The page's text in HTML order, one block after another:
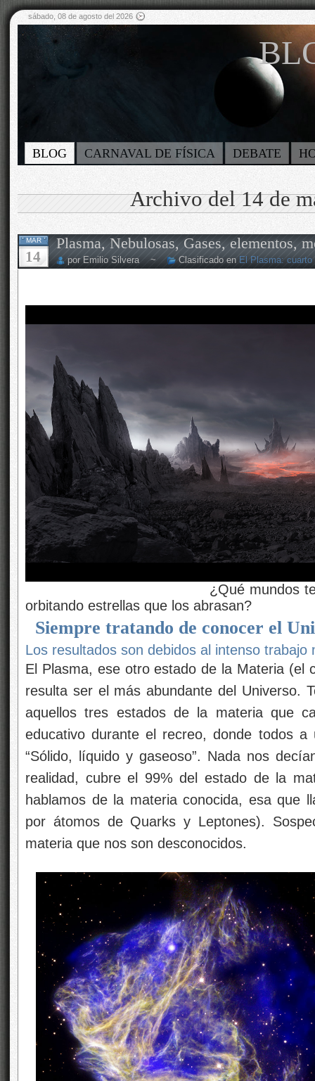
sábado, 08 de agosto del 2026
BLOG CARNAVAL DE FÍSICA DEBATE
Archivo del 14 de
MAR
14
Plasma, Nebulosas, Gases, elementos,
por Emilio Silvera ~ Clasificado en El Plasma:
¿Qué mundos terroríficos
orbitando estrellas que los abrasan?
Siempre tratando de conocer el
Los resultados son debidos al intenso trabajo
El Plasma, ese otro estado de la Materia (el
resulta ser el más abundante del Universo.
aquellos tres estados de la materia que
educativo durante el recreo, donde todos a
“Sólido, líquido y gaseoso”. Nada nos
realidad, cubre el 99% del estado de la
hablamos de la materia conocida, esa que
por átomos de Quarks y Leptones).
materia que nos son desconocidos.